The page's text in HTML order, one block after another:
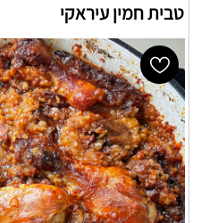
טבית חמין עיראקי